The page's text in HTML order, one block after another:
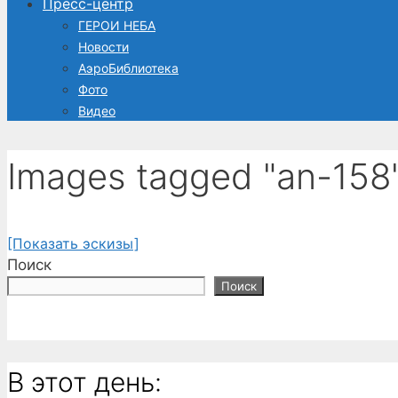
Пресс-центр
ГЕРОИ НЕБА
Новости
АэроБиблиотека
Фото
Видео
Images tagged "an-
[Показать эскизы]
Поиск
Поиск
В этот день: